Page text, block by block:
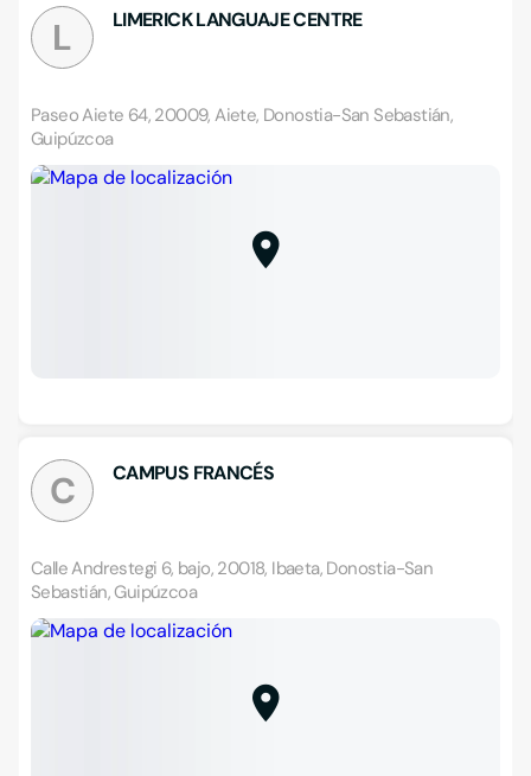
L LIMERICK LANGUAJE CENTRE
Paseo Aiete 64, 20009, Aiete, Donostia-San Sebastián,
Guipúzcoa
C CAMPUS FRANCÉS
Calle Andrestegi 6, bajo, 20018, Ibaeta, Donostia-San
Sebastián, Guipúzcoa